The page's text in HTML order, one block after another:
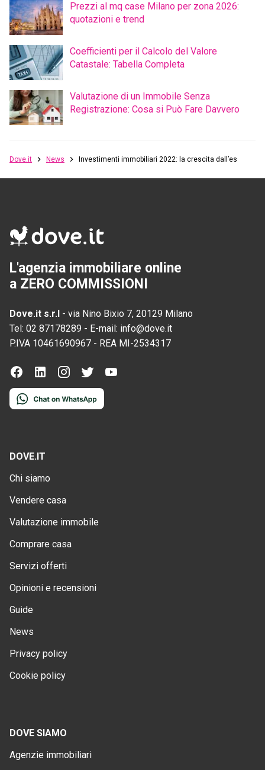
Prezzi al mq case Milano per zona 2026:
quotazioni e trend
Coefficienti per il Calcolo del Valore
Catastale: Tabella Completa
Valutazione di un Immobile Senza
Registrazione: Cosa si Può Fare Davvero
Dove.it News Investimenti immobiliari 2022: la crescita dall’estero
L'agenzia immobiliare online
a ZERO COMMISSIONI
Dove.it s.r.l - via Nino Bixio 7, 20129 Milano
Tel: 02 87178289 - E-mail: info@dove.it
P.IVA 10461690967 - REA MI-2534317
DOVE.IT
Chi siamo
Vendere casa
Valutazione immobile
Comprare casa
Servizi offerti
Opinioni e recensioni
Guide
News
Privacy policy
Cookie policy
DOVE SIAMO
Agenzie immobiliari